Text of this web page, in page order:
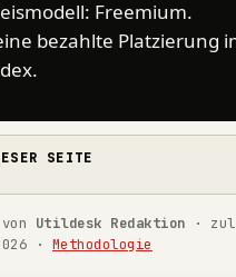
Freemium.
bezahlte Platzierung
SEITE
Utildesk Redaktion ·
· Methodologie